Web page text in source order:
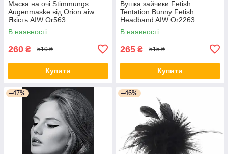
Маска на очі Stimmungs
Augenmaske від Orion aiw
Якість AIW Or563
В наявності
260 ₴ 510 ₴
Купити
Вушка зайчики Fetish
Tentation Bunny Fetish
Headband AIW Or2263
В наявності
265 ₴ 515 ₴
Купити
–47% –46%